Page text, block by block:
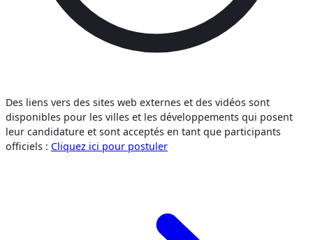
Des liens vers des sites web externes et des vidéos sont
disponibles pour les villes et les développements qui posent
leur candidature et sont acceptés en tant que participants
officiels : Cliquez ici pour postuler